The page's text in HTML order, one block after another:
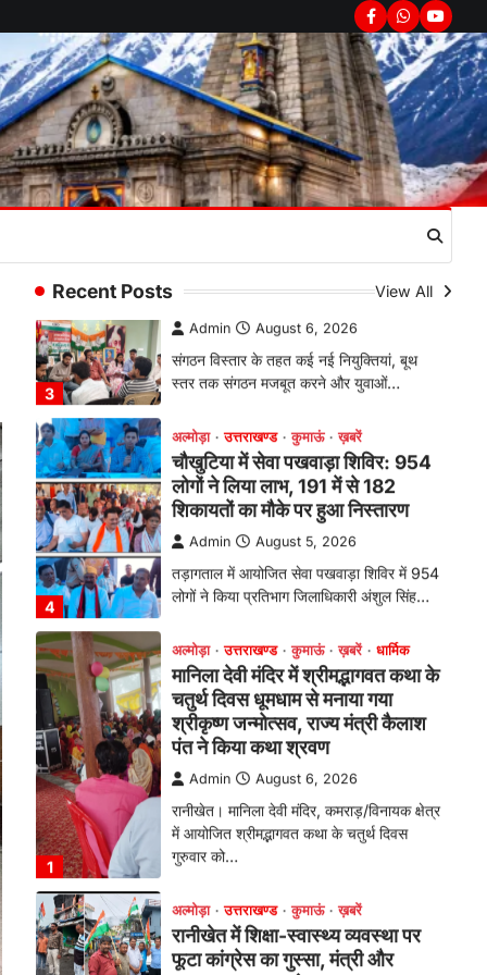
Facebook
Whatsapp
Recent Posts View All
2
Admin August 6, 2026
भतरोजखान में कांग्रेस का प्रदर्शन, स्वास्थ्य मंत्री
व शिक्षा मंत्री का फूंका पुतला 'विद्यालयों में…
3
अल्मोड़ा उत्तराखण्ड कुमाऊं ख़बरें
रानीखेत में युवा कांग्रेस की जिला बैठक,
8 अगस्त को खड़गे की हल्द्वानी रैली को
संगठन विस्तार के तहत कई नई नियुक्तियां, बूथ
4
अल्मोड़ा उत्तराखण्ड कुमाऊं ख़बरें
चौखुटिया में सेवा पखवाड़ा शिविर: 954
शिकायतों का मौके पर हुआ निस्तारण
Admin August 5, 2026
तड़ागताल में आयोजित सेवा पखवाड़ा शिविर में 954
लोगों ने किया प्रतिभाग जिलाधिकारी अंशुल सिंह…
1
अल्मोड़ा उत्तराखण्ड कुमाऊं ख़बरें धार्मिक
मानिला देवी मंदिर में श्रीमद्भागवत कथा के
श्रीकृष्ण जन्मोत्सव, राज्य मंत्री कैलाश
पंत ने किया कथा श्रवण
Admin August 6, 2026
रानीखेत। मानिला देवी मंदिर, कमराड़/विनायक क्षेत्र
में आयोजित श्रीमद्भागवत कथा के चतुर्थ दिवस
गुरुवार को…
अल्मोड़ा उत्तराखण्ड कुमाऊं ख़बरें
रानीखेत में शिक्षा-स्वास्थ्य व्यवस्था पर
सरकार का पुतला फूंका
Admin August 6, 2026